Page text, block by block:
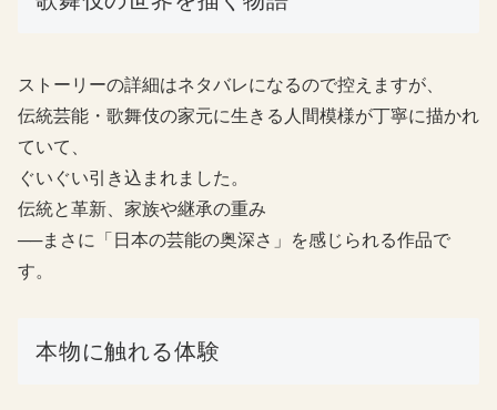
ストーリーの詳細はネタバレになるので控えますが、
伝統芸能・歌舞伎の家元に生きる人間模様が丁寧に描かれ
ていて、
ぐいぐい引き込まれました。
伝統と革新、家族や継承の重み
──まさに「日本の芸能の奥深さ」を感じられる作品で
す。
本物に触れる体験